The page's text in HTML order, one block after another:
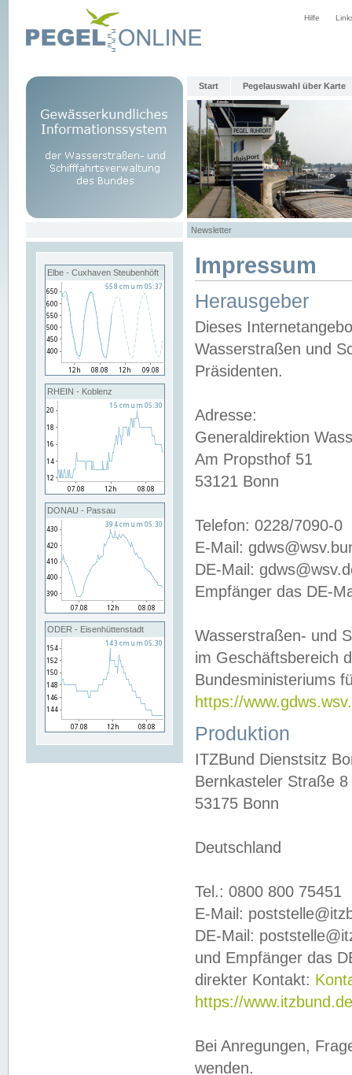
Hilfe
Start Pegelauswahl über Karte
Newsletter
Elbe - Cuxhaven Steubenhöft
RHEIN - Koblenz
DONAU - Passau
ODER - Eisenhüttenstadt
Impressum
Herausgeber
Dieses
Wasserstraßen und
Präsidenten.
Adresse:
Generaldirektion
Am Propsthof 51
53121 Bonn
Telefon: 0228/7090-0
E-Mail:
DE-Mail:
Empfänger das DE-
Wasserstraßen- und
im Geschäftsbereich
Bundesministeriums
https://
Produktion
ITZBund Dienstsitz
Bernkasteler Straße 8
53175 Bonn
Deutschland
Tel.: 0800 800 75451
E-Mail:
DE-Mail:
und Empfänger das
direkter Kontakt:
https://
Bei Anregungen,
wenden.